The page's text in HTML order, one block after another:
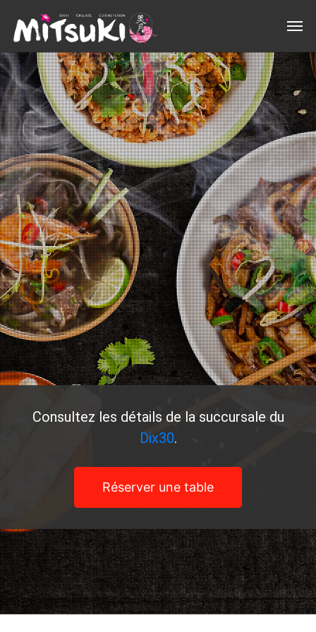
Consultez les détails de la succursale du
Dix30.
Réserver une table